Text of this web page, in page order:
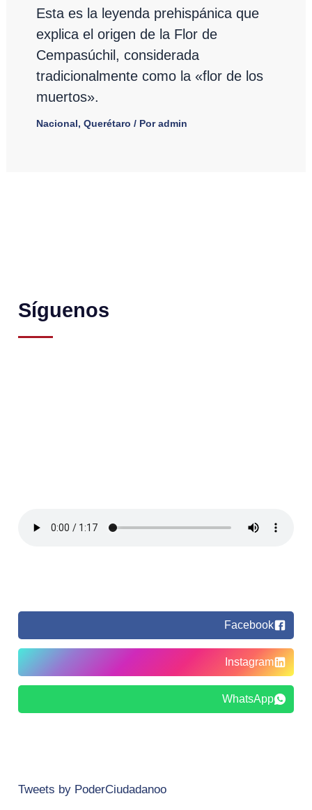
Esta es la leyenda prehispánica que
explica el origen de la Flor de
Cempasúchil, considerada
tradicionalmente como la «flor de los
muertos».
Nacional, Querétaro / Poradmin
Síguenos
Facebook
Instagram
WhatsApp
Tweets by PoderCiudadanoo